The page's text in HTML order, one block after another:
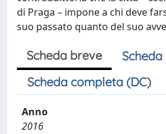
di Praga – impone a chi deve
suo passato quanto del suo
Scheda breve
Scheda completa (DC)
Anno
2016